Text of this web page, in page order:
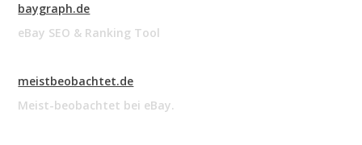
baygraph.de
eBay SEO & Ranking Tool
meistbeobachtet.de
Meist-beobachtet bei eBay.